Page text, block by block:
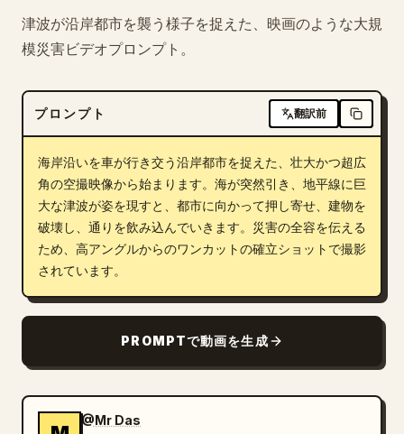
更新情報
津波が沿岸都市を襲う様子を捉えた、映画のような大規
模災害ビデオプロンプト。
プロンプト 翻訳前
海岸沿いを車が行き交う沿岸都市を捉えた、壮大かつ超広
角の空撮映像から始まります。海が突然引き、地平線に巨
大な津波が姿を現すと、都市に向かって押し寄せ、建物を
破壊し、通りを飲み込んでいきます。災害の全容を伝える
ため、高アングルからのワンカットの確立ショットで撮影
されています。
PROMPTで動画を生成
@Mr Das